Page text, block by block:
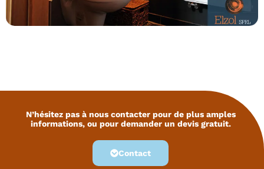
N’hésitez pas à nous contacter pour de plus amples
informations, ou pour demander un devis gratuit.
Contact